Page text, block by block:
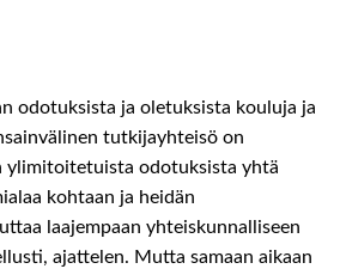
odotuksista ja oletuksista kouluja ja
tutkijayhteisö on
ylimitoitetuista odotuksista yhtä
kohtaan ja heidän
laajempaan yhteiskunnalliseen
ajattelen. Mutta samaan aikaan